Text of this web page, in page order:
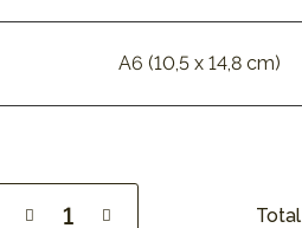
A6 (10,5 x 14,8 cm)
Total